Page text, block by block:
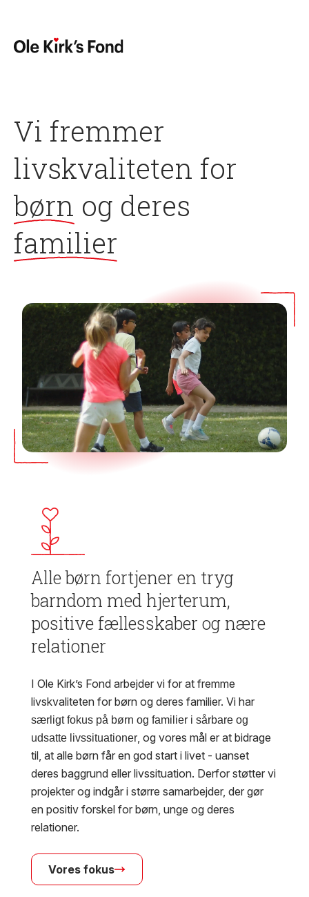
Vi fremmer
livskvaliteten for
børn og deres
familier
Alle børn fortjener en tryg
barndom med hjerterum,
positive fællesskaber og nære
relationer
I Ole Kirk’s Fond arbejder vi for at fremme
livskvaliteten for børn og deres familier. Vi har
særligt fokus på børn og familier i sårbare og
udsatte livssituationer, og vores mål er at bidrage
til, at alle børn får en god start i livet - uanset
deres baggrund eller livssituation. Derfor støtter vi
projekter og indgår i større samarbejder, der gør
en positiv forskel for børn, unge og deres
relationer.
Vores fokus